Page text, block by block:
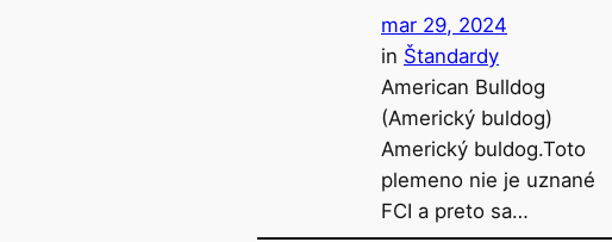
mar 29, 2024
in Štandardy
American Bulldog
(Americký buldog)
Americký buldog.Toto
plemeno nie je uznané
FCI a preto sa…